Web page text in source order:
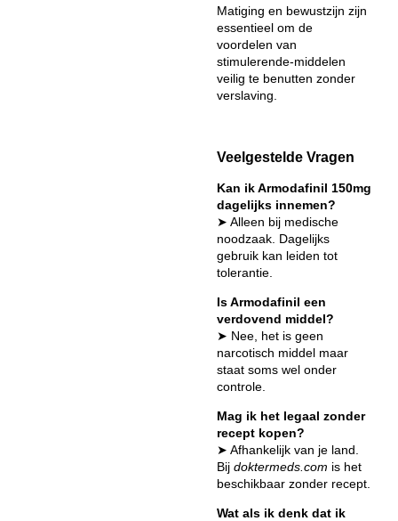
Matiging en bewustzijn zijn
essentieel om de
voordelen van
stimulerende-middelen
veilig te benutten zonder
verslaving.
Veelgestelde Vragen
Kan ik Armodafinil 150mg
dagelijks innemen?
➤ Alleen bij medische
noodzaak. Dagelijks
gebruik kan leiden tot
tolerantie.
Is Armodafinil een
verdovend middel?
➤ Nee, het is geen
narcotisch middel maar
staat soms wel onder
controle.
Mag ik het legaal zonder
recept kopen?
➤ Afhankelijk van je land.
Bij doktermeds.com is het
beschikbaar zonder recept.
Wat als ik denk dat ik